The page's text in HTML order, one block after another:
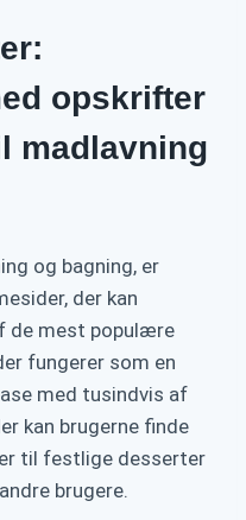
opskrifter
madlavning
og bagning, er
der kan
de mest populære
fungerer som en
med tusindvis af
kan brugerne finde
til festlige desserter
brugere.